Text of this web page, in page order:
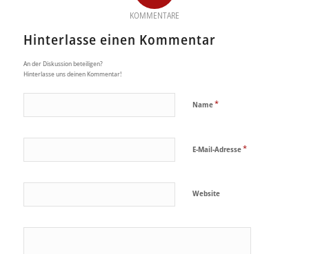
KOMMENTARE
Hinterlasse einen Kommentar
An der Diskussion beteiligen?
Hinterlasse uns deinen Kommentar!
Name*
E-Mail-Adresse*
Website